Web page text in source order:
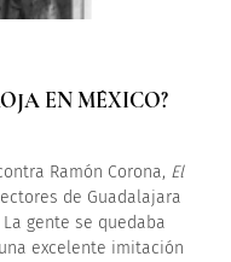
EN MÉXICO?
Ramón Corona, El
de Guadalajara
gente se quedaba
excelente imitación